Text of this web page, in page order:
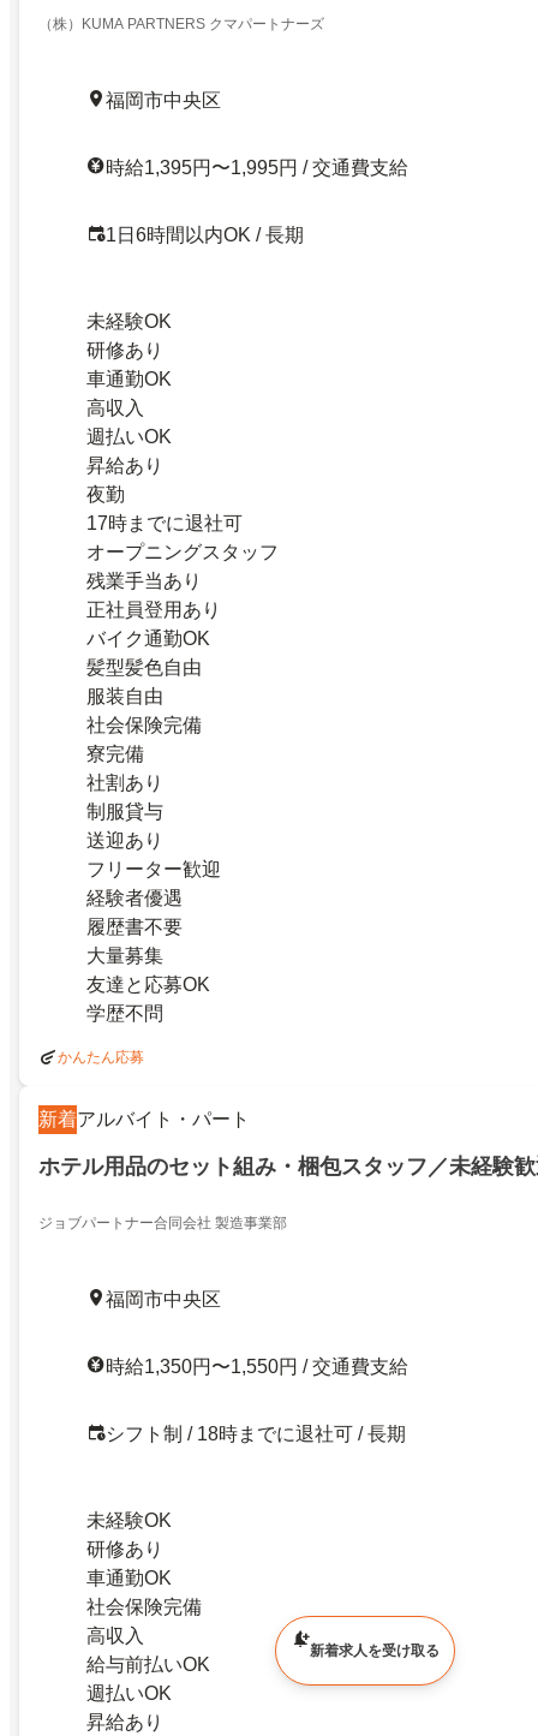
（株）KUMA PARTNERS クマパートナーズ
福岡市中央区
時給1,395円〜1,995円 / 交通費支給
1日6時間以内OK / 長期
未経験OK
研修あり
車通勤OK
高収入
週払いOK
昇給あり
夜勤
17時までに退社可
オープニングスタッフ
残業手当あり
正社員登用あり
バイク通勤OK
髪型髪色自由
服装自由
社会保険完備
寮完備
社割あり
制服貸与
送迎あり
フリーター歓迎
経験者優遇
履歴書不要
大量募集
友達と応募OK
学歴不問
かんたん応募
新着アルバイト・パート
ホテル用品のセット組み・梱包スタッフ／未経験
ジョブパートナー合同会社 製造事業部
福岡市中央区
時給1,350円〜1,550円 / 交通費支給
シフト制 / 18時までに退社可 / 長期
未経験OK
研修あり
車通勤OK
社会保険完備
高収入
給与前払いOK
週払いOK
昇給あり
新着求人を受け取る